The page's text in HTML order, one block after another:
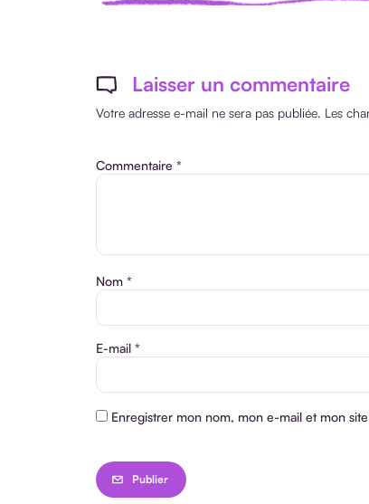
Laisser un commentaire
Votre adresse e-mail ne sera pas publiée. Les
Commentaire *
Nom *
E-mail *
Enregistrer mon nom, mon e-mail et mon